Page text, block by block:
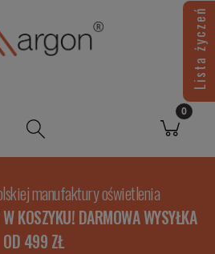
manufaktury oświetlenia
KOSZYKU! DARMOWA WYSYŁKA
OD 499 ZŁ
Lista życzeń